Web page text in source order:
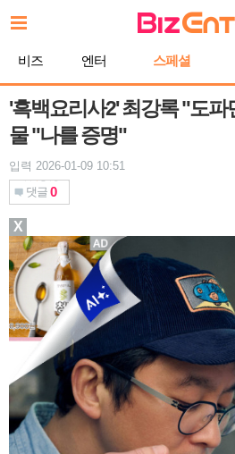
문
비즈 엔터 스페셜
'흑백요리사2' 최강록 "도파
물 "나를 증명"
입력 2026-01-09 10:51
댓글 0
X